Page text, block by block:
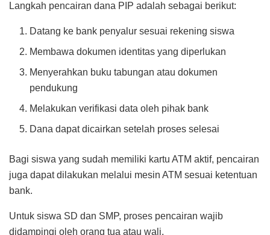
Langkah pencairan dana PIP adalah sebagai berikut:
Datang ke bank penyalur sesuai rekening siswa
Membawa dokumen identitas yang diperlukan
Menyerahkan buku tabungan atau dokumen
pendukung
Melakukan verifikasi data oleh pihak bank
Dana dapat dicairkan setelah proses selesai
Bagi siswa yang sudah memiliki kartu ATM aktif, pencairan
juga dapat dilakukan melalui mesin ATM sesuai ketentuan
bank.
Untuk siswa SD dan SMP, proses pencairan wajib
didampingi oleh orang tua atau wali.